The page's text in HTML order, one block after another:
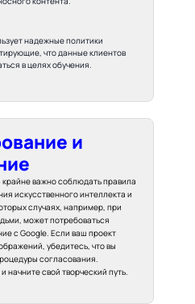
надежные политики
что данные клиентов
в целях обучения.
и
важно соблюдать правила
искусственного интеллекта и
случаях, например, при
может потребоваться
с Google. Если ваш проект
убедитесь, что вы
согласования.
начните свой творческий путь.